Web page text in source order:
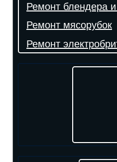
Ремонт блендера
Ремонт мясорубок
Ремонт